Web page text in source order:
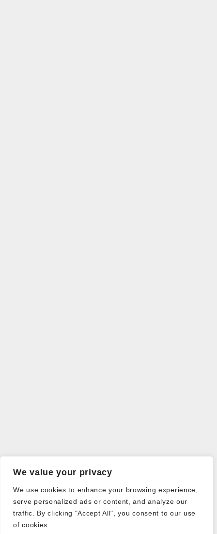
We value your privacy
We use cookies to enhance your browsing experience,
serve personalized ads or content, and analyze our
traffic. By clicking "Accept All", you consent to our use
of cookies.